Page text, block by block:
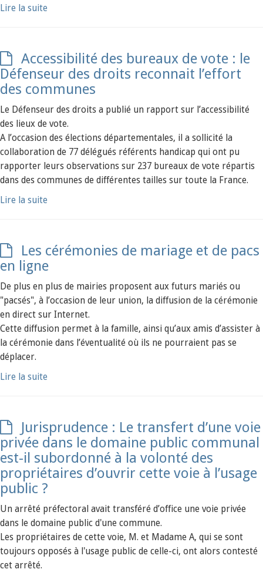
Lire la suite
Accessibilité des bureaux de vote : le
Défenseur des droits reconnait l’effort
des communes
Le Défenseur des droits a publié un rapport sur l’accessibilité
des lieux de vote.
A l’occasion des élections départementales, il a sollicité la
collaboration de 77 délégués référents handicap qui ont pu
rapporter leurs observations sur 237 bureaux de vote répartis
dans des communes de différentes tailles sur toute la France.
Lire la suite
Les cérémonies de mariage et de pacs
en ligne
De plus en plus de mairies proposent aux futurs mariés ou
"pacsés", à l’occasion de leur union, la diffusion de la cérémonie
en direct sur Internet.
Cette diffusion permet à la famille, ainsi qu’aux amis d’assister à
la cérémonie dans l’éventualité où ils ne pourraient pas se
déplacer.
Lire la suite
Jurisprudence : Le transfert d’une voie
privée dans le domaine public communal
est-il subordonné à la volonté des
propriétaires d’ouvrir cette voie à l’usage
public ?
Un arrêté préfectoral avait transféré d’office une voie privée
dans le domaine public d'une commune.
Les propriétaires de cette voie, M. et Madame A, qui se sont
toujours opposés à l'usage public de celle-ci, ont alors contesté
cet arrêté.